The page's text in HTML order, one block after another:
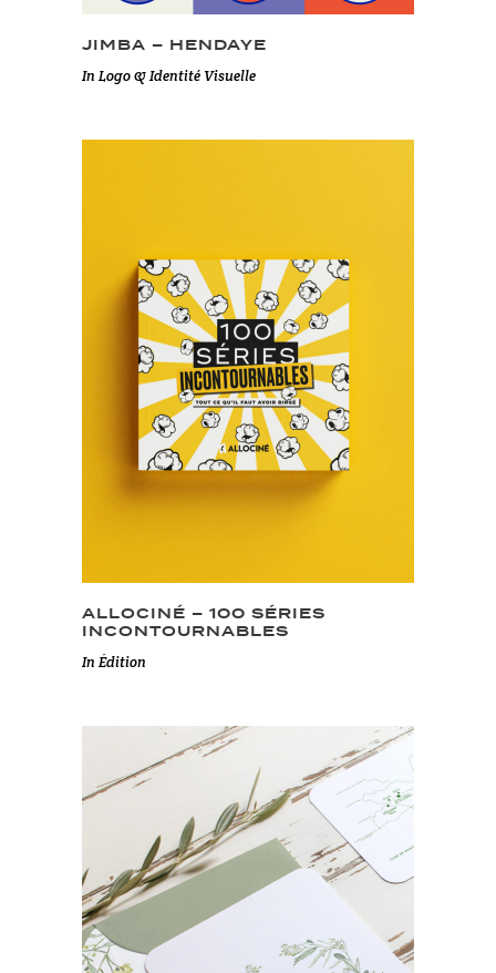
JIMBA – HENDAYE
In Logo & Identité Visuelle
ALLOCINÉ – 100 SÉRIES
INCONTOURNABLES
In Édition